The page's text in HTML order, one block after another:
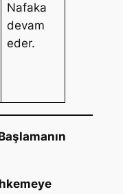
Nafaka
devam
eder.